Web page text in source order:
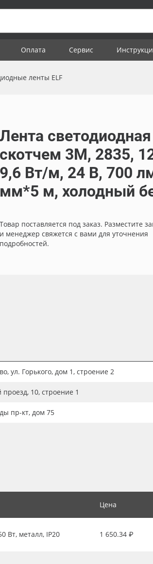
Оплата Сервис
ленты ELF
Лента светодиодная
скотчем 3М, 2835,
9,6 Вт/м, 24 В, 700
мм*5 м, холодный
Товар поставляется под заказ. Разместите
и менеджер свяжется с вами для уточнения
подробностей.
ул. Горького, дом 1, строение 2
10, строение 1
пр-кт, дом 75
Цена
Вт, металл, IP20 1 650.34 ₽